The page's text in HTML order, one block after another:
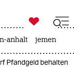

taz zahl ich
anhalt jemen
Pfandgeld behalten